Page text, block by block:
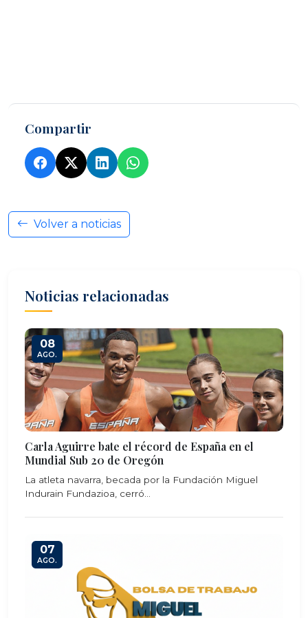
Compartir
Volver a noticias
Noticias relacionadas
08
AGO.
Carla Aguirre bate el récord de España en el
Mundial Sub 20 de Oregón
La atleta navarra, becada por la Fundación Miguel
Indurain Fundazioa, cerró...
07
AGO.